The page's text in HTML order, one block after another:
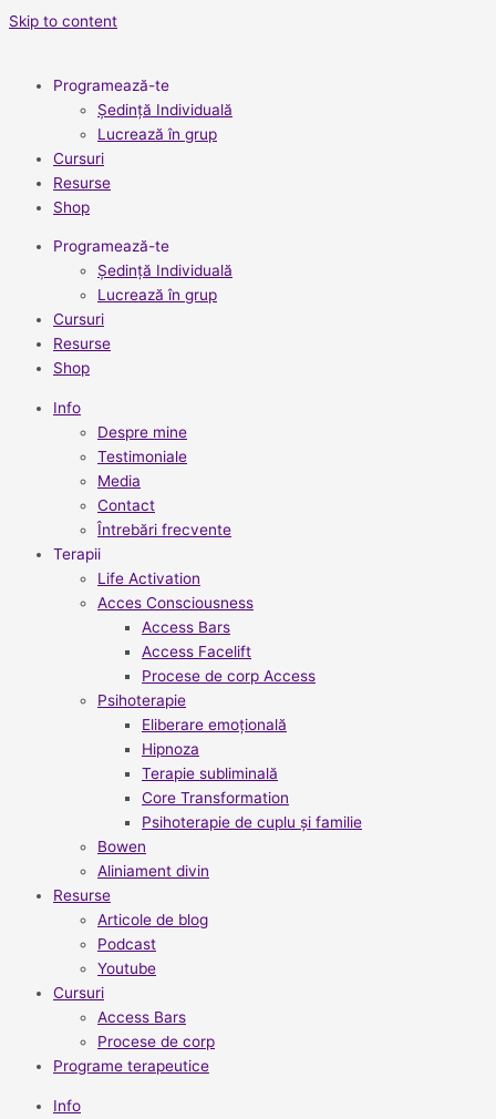
Skip to content
Programează-te
Ședință Individuală
Lucrează în grup
Cursuri
Resurse
Shop
Programează-te
Ședință Individuală
Lucrează în grup
Cursuri
Resurse
Shop
Info
Despre mine
Testimoniale
Media
Contact
Întrebări frecvente
Terapii
Life Activation
Acces Consciousness
Access Bars
Access Facelift
Procese de corp Access
Psihoterapie
Eliberare emoțională
Hipnoza
Terapie subliminală
Core Transformation
Psihoterapie de cuplu și familie
Bowen
Aliniament divin
Resurse
Articole de blog
Podcast
Youtube
Cursuri
Access Bars
Procese de corp
Programe terapeutice
Info